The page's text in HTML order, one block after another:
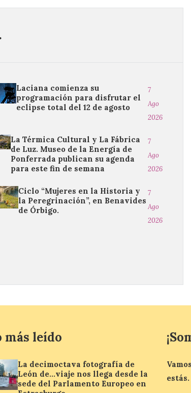
Laciana comienza su
programación para disfrutar el
eclipse total del 12 de agosto
7
Ago
2026
La Térmica Cultural y La Fábrica
de Luz. Museo de la Energía de
Ponferrada publican su agenda
para este fin de semana
7
Ago
2026
Ciclo “Mujeres en la Historia y
la Peregrinación”, en Benavides
de Órbigo.
7
Ago
2026
más leído
La decimoctava fotografía de
León de…viaje nos llega desde la
sede del Parlamento Europeo en
estás.